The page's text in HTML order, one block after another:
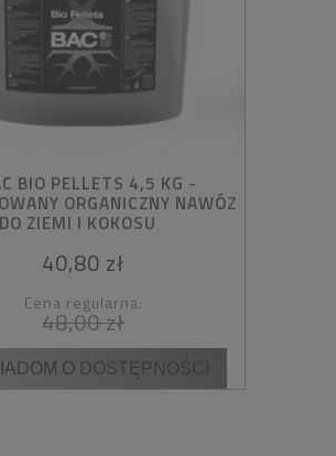
BIO PELLETS 4,5 KG -
ORGANICZNY NAWÓZ
DO ZIEMI I KOKOSU
40,80 zł
Cena regularna:
48,00 zł
O DOSTĘPNOŚCI